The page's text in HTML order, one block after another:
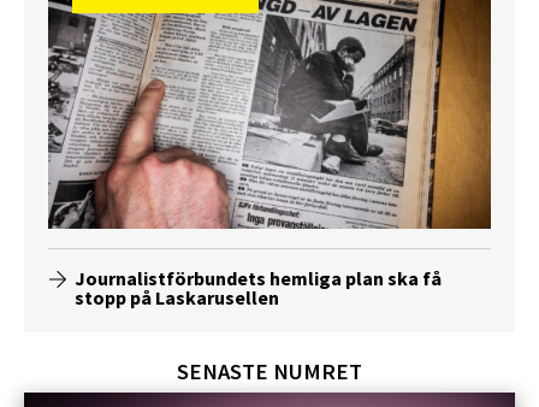
Journalistförbundets hemliga plan ska få
stopp på Laskarusellen
SENASTE NUMRET